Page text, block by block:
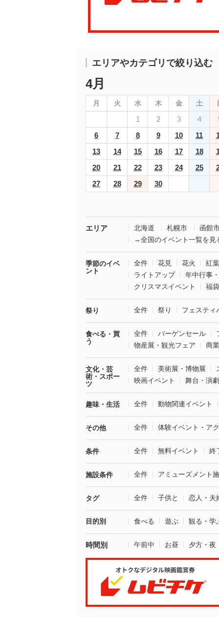
エリアやカテゴリで絞り込む
4月
月 火 水 木 金 土
1 2 3 4
6
7 8 9 10 11
13
14 15 16 17 18
20
21 22 23 24 25
27
28 29 30
エリア 北海道 札幌市
函館
→全国のイベント一覧を見
季節のイベ
ント
全件 花見 花火
紅葉
ライトアップ
年中行事
クリスマスイベント
福
祭り 全件 祭り フェスティ
食べる・買
う
全件 バーゲンセール
物産展・観光フェア
商
文化・芸
術・スポー
ツ
全件 美術展・博物展
映画イベント
舞台・演劇
趣味・生活 全件 動物関連イベント
その他 全件 体験イベント・ア
条件 全件 無料イベント 終
施設条件 全件 アミューズメント
タグ 全件 子供と 恋人・夫
目的別 食べる 遊ぶ 観る・学
時間別 午前中 お昼 夕方・夜